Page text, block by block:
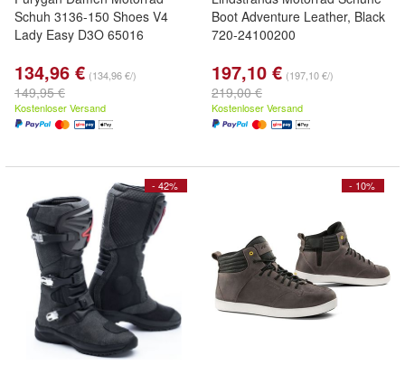
Schuh 3136-150 Shoes V4
Lady Easy D3O 65016
134,96 € (134,96 €/)
149,95 €
Kostenloser Versand
Boot Adventure Leather, Black
720-24100200
197,10 € (197,10 €/)
219,00 €
Kostenloser Versand
- 42% - 10%